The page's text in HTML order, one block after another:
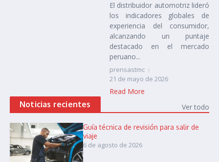
El distribuidor automotriz lideró
los indicadores globales de
experiencia del consumidor,
alcanzando un puntaje
destacado en el mercado
peruano...
prensastmc
21 de mayo de 2026
Read More
Noticias recientes Ver todo
Guía técnica de revisión para salir de
viaje
6 de agosto de 2026